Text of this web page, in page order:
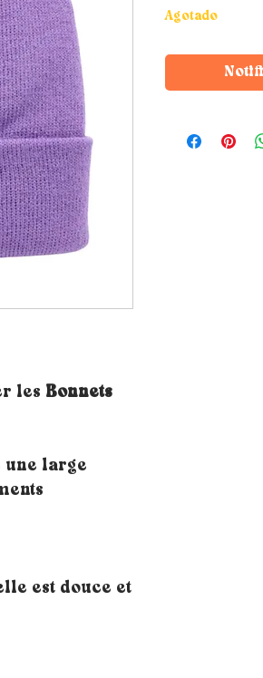
les Bonnets
une large
est douce et
Agotado